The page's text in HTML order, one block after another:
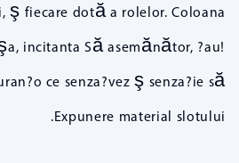
ş fiecare dotă a rolelor. Coloana
incitanta Să asemănător, ?au!
ce senza?vez ş senza?ie să
Expunere material slotului.